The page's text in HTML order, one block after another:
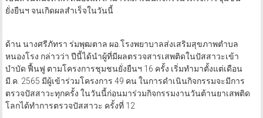
ยั่งยืนฯ จนเกิดผลสำเร็จในวันนี้
ด้าน นางศรีภัทรา ร่มพุฒตาล ผอ.โรงพยาบาลส่งเสริมสุขภาพตำบล
หนองโรง กล่าวว่า ปีนี้ได้นำผู้ที่มีผลตรวจสารเสพติดในปัสสาวะเข้า
บำบัด ฟื้นฟู ตามโครงการชุมชนยั่งยืนฯ 16 ครั้ง เริ่มทำมาตั้งแต่เดือน
มี.ค. 2565 มีผู้เข้าร่วมโครงการ 49 คน ในการดำเนินกิจกรรมจะมีการ
ตรวจปัสสาวะทุกครั้ง ในวันนี้ก่อนมาร่วมกิจกรรมงานวันต้านยาเสพติด
โลกได้ทำการตรวจปัสสาวะ ครั้งที่ 12